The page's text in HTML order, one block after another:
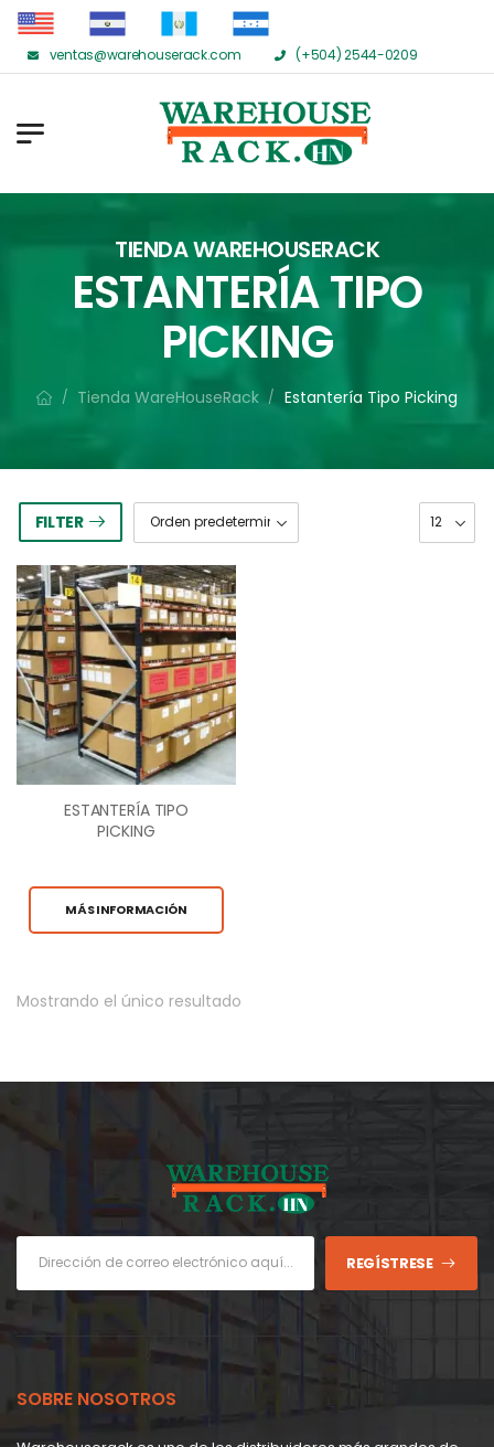
ventas@warehouserack.com (+504) 2544-0209
TIENDA WAREHOUSERACK
ESTANTERÍA TIPO
PICKING
/ Tienda WareHouseRack / Estantería Tipo Picking
FILTER
ESTANTERÍA TIPO
PICKING
MÁS INFORMACIÓN
Mostrando el único resultado
REGÍSTRESE
SOBRE NOSOTROS